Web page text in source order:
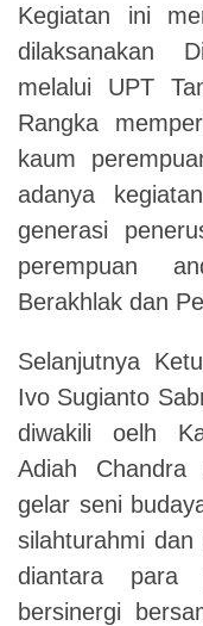
Kegiatan ini
dilaksanakan
melalui UPT
Rangka
kaum
adanya
generasi
perempuan
Berakhlak dan
Selanjutnya
Ivo Sugianto
diwakili oelh
Adiah Chandra
gelar seni
silahturahmi dan
diantara para
bersinergi